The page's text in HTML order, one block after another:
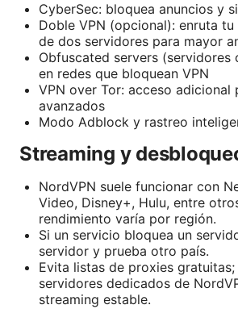
CyberSec: bloquea anuncios y
Doble VPN (opcional): enruta
de dos servidores para mayor
Obfuscated servers (servidores
en redes que bloquean VPN
VPN over Tor: acceso adicional
avanzados
Modo Adblock y rastreo
Streaming y
NordVPN suele funcionar con
Video, Disney+, Hulu, entre
rendimiento varía por región.
Si un servicio bloquea un
servidor y prueba otro país.
Evita listas de proxies
servidores dedicados de
streaming estable.